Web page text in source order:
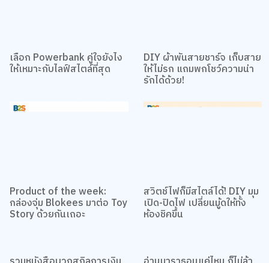
ให้เหมาะกับไลฟ์สไตล์ที่สุด ให้ไม่รก แถมพกโชว์ความน่า
รักได้ด้วย!
กล่องจุ่ม Blokees มาต่อ Toy
Story ด้วยกันเถอะ
เปิด-ปิดไฟ เปลี่ยนมู้ดให้ทั้ง
ห้องชิคขึ้น